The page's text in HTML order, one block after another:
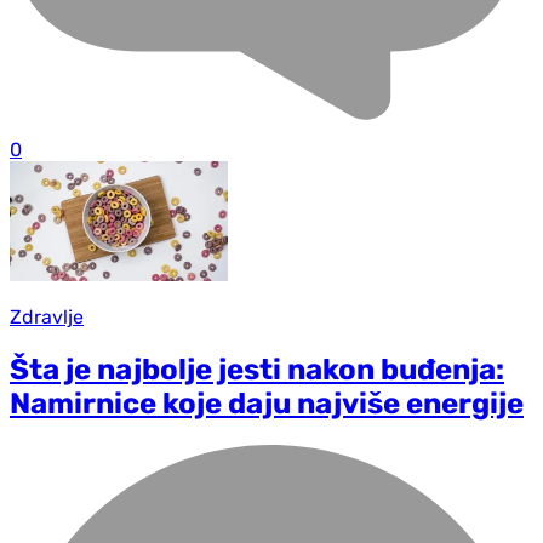
0
Zdravlje
Šta je najbolje jesti nakon buđenja:
Namirnice koje daju najviše energije